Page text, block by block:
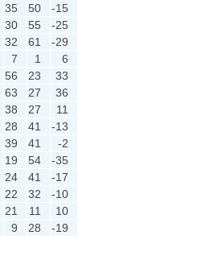
35 50
-15
30 55
-25
32 61
-29
7 1
6
56 23
33
63 27
36
38 27
11
28 41
-13
39 41
-2
19 54
-35
24 41
-17
22 32
-10
21 11
10
9 28 -19